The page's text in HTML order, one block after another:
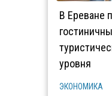
В Ереване
уровня
ЭКОНОМИКА